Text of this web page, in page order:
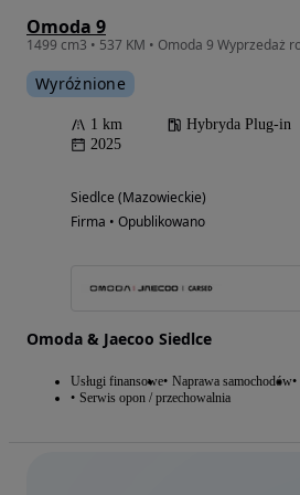
Omoda 9
Wyróżnione
1 km Hybryda Plug-in
2025
Siedlce (Mazowieckie)
Firma • Opublikowano
Omoda & Jaecoo Siedlce
Usługi finansowe Naprawa samochodów
Serwis opon / przechowalnia